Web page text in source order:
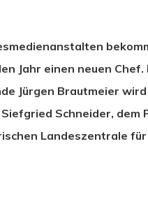
Jahr einen neuen
Jürgen Brautmeier wird
Schneider, dem
Landeszentrale für